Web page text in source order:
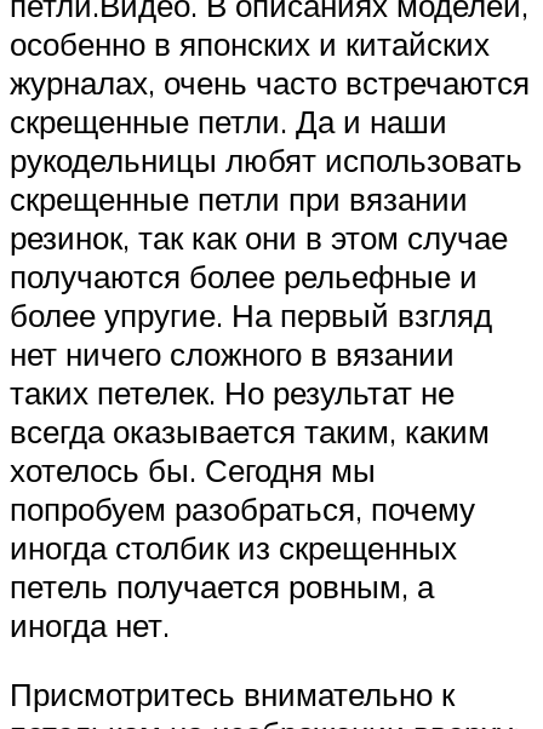
особенно в японских и китайских
журналах, очень часто встречаются
скрещенные петли. Да и наши
рукодельницы любят использовать
скрещенные петли при вязании
резинок, так как они в этом случае
получаются более рельефные и
более упругие. На первый взгляд
нет ничего сложного в вязании
таких петелек. Но результат не
всегда оказывается таким, каким
хотелось бы. Сегодня мы
попробуем разобраться, почему
иногда столбик из скрещенных
петель получается ровным, а
иногда нет.
Присмотритесь внимательно к